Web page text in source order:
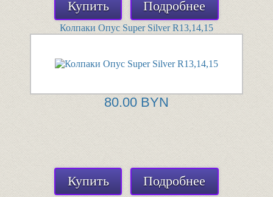
Купить Подробнее
Колпаки Опус Super Silver R13,14,15
80.00 BYN
Купить Подробнее